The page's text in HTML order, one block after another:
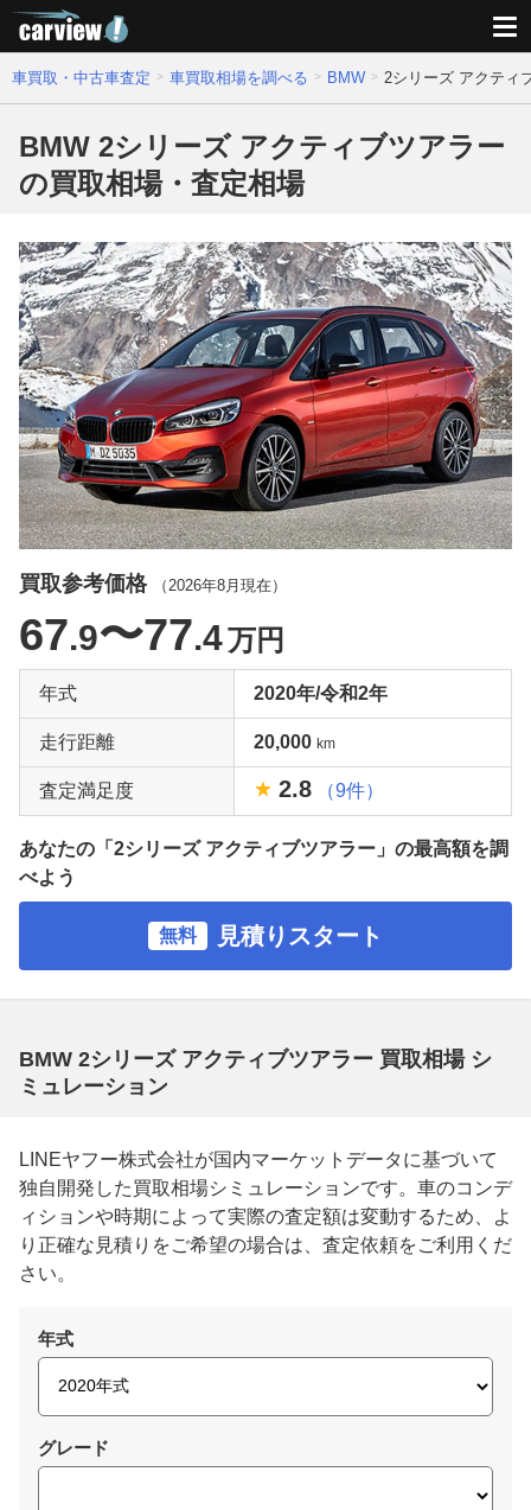
車買取・中古車査定 車買取相場を調べる BMW 2シリーズ アクティ
BMW 2シリーズ アクティブツアラー
の買取相場・査定相場
買取参考価格 （ 2026年8月 現在）
67.9〜77.4万円
年式 2020年/令和2年
走行距離 20,000 km
査定満足度 2.8 （9件）
あなたの「2シリーズ アクティブツアラー」の最高額を調
べよう
無料 見積りスタート
BMW 2シリーズ アクティブツアラー 買取相場 シ
ミュレーション
LINEヤフー株式会社が国内マーケットデータに基づいて
独自開発した買取相場シミュレーションです。車のコンデ
ィションや時期によって実際の査定額は変動するため、よ
り正確な見積りをご希望の場合は、査定依頼をご利用くだ
さい。
年式
グレード